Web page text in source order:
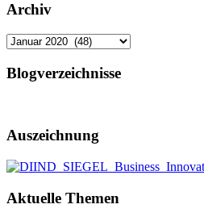
Archiv
Archiv
Blogverzeichnisse
Auszeichnung
Aktuelle Themen